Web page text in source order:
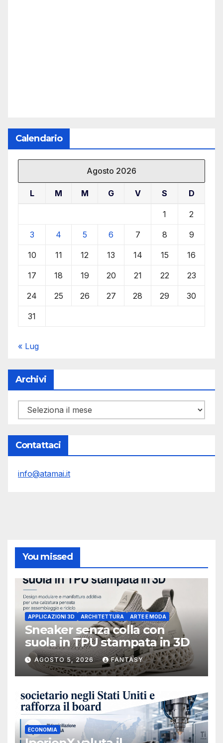
Calendario
Agosto 2026
L M M G V S D
1 2
3 4 5 6 7 8 9
10 11 12 13 14 15 16
17 18 19 20 21 22 23
24 25 26 27 28 29 30
31
« Lug
Archivi
Archivi
Contattaci
info@atamai.it
You missed
APPLICAZIONI 3D ARCHITETTURA ARTE E MODA
Sneaker senza colla con
suola in TPU stampata in 3D
AGOSTO 5, 2026 FANTASY
ECONOMIA